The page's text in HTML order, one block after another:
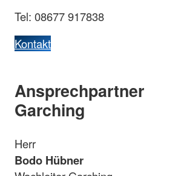
Tel: 08677 917838
Kontakt
Ansprechpartner
Garching
Herr
Bodo Hübner